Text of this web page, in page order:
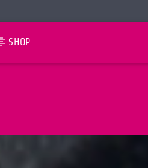
SHOP